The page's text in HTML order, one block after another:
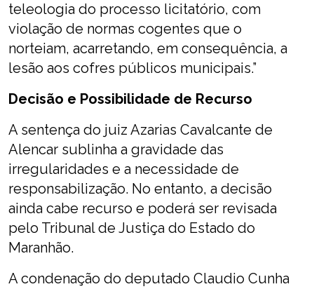
teleologia do processo licitatório, com
violação de normas cogentes que o
norteiam, acarretando, em consequência, a
lesão aos cofres públicos municipais.”
Decisão e Possibilidade de Recurso
A sentença do juiz Azarias Cavalcante de
Alencar sublinha a gravidade das
irregularidades e a necessidade de
responsabilização. No entanto, a decisão
ainda cabe recurso e poderá ser revisada
pelo Tribunal de Justiça do Estado do
Maranhão.
A condenação do deputado Claudio Cunha